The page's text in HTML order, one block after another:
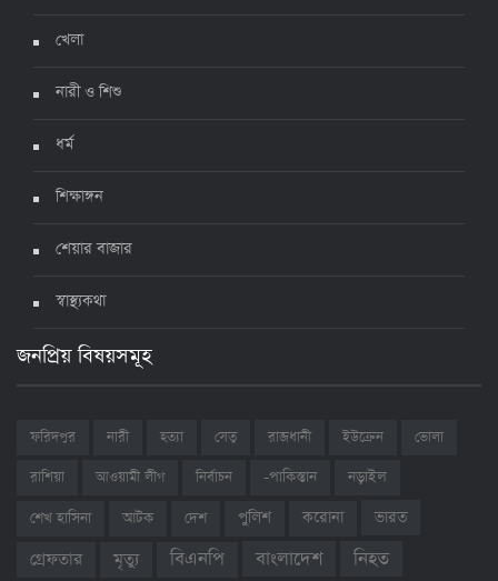
খেলা
নারী ও শিশু
ধর্ম
শিক্ষাঙ্গন
শেয়ার বাজার
স্বাস্থ্যকথা
জনপ্রিয় বিষয়সমূহ
ফরিদপুর নারী হত্যা সেতু রাজধানী ইউক্রেন
ভোলা
রাশিয়া
আওয়ামী লীগ নির্বাচন -পাকিস্তান নড়াইল
শেখ হাসিনা আটক দেশ পুলিশ করোনা
ভারত
গ্রেফতার
মৃত্যু বিএনপি বাংলাদেশ নিহত